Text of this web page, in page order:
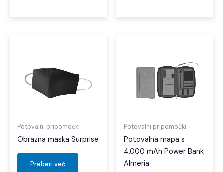
Potovalni pripomočki
Obrazna maska Surprise
Preberi več
Potovalni pripomočki
Potovalna mapa s
4.000 mAh Power Bank
Almeria